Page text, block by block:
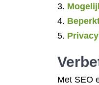
Met SEO